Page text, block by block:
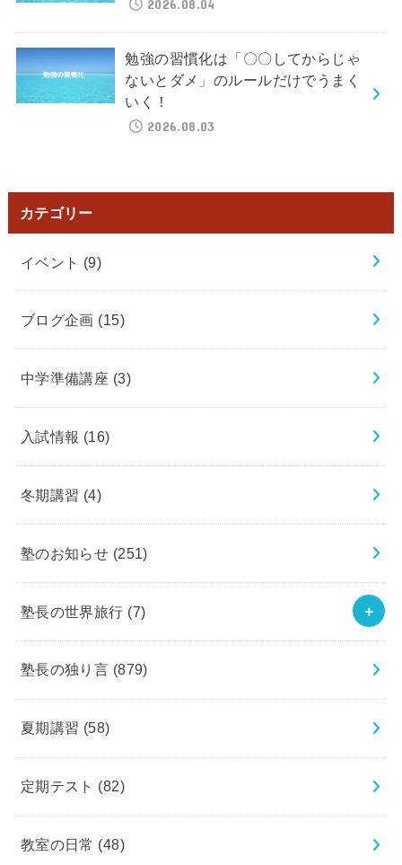
勉強の習慣化は「〇〇してからじゃ
ないとダメ」のルールだけでうまく
いく！
2026.08.03
カテゴリー
イベント (9)
ブログ企画 (15)
中学準備講座 (3)
入試情報 (16)
冬期講習 (4)
塾のお知らせ (251)
塾長の世界旅行 (7)
塾長の独り言 (879)
夏期講習 (58)
定期テスト (82)
教室の日常 (48)